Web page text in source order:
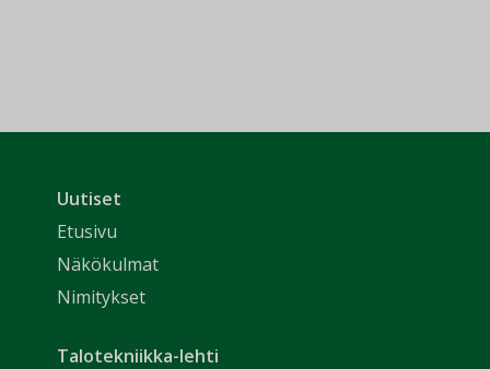
Uutiset
Etusivu
Näkökulmat
Nimitykset
Talotekniikka-lehti